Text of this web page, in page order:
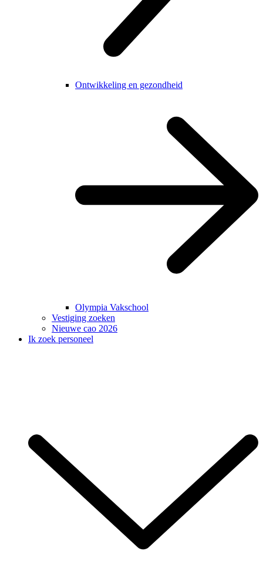
Ontwikkeling en gezondheid
Olympia Vakschool
Vestiging zoeken
Nieuwe cao 2026
Ik zoek personeel